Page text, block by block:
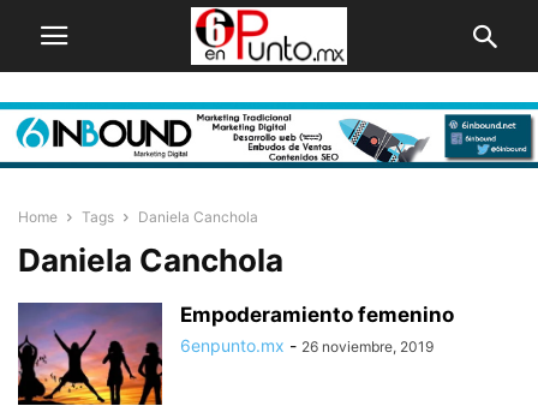
Home Tags Daniela Canchola
Daniela Canchola
Empoderamiento femenino
6enpunto.mx - 26 noviembre, 2019